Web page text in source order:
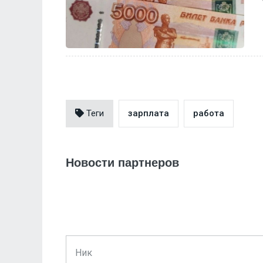
Теги зарплата работа
Новости партнеров